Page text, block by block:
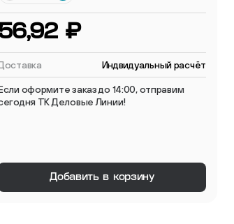
₽
Индвидуальный расчёт
оформите заказ до 14:00, отправим
ТК Деловые Линии!
Добавить в корзину